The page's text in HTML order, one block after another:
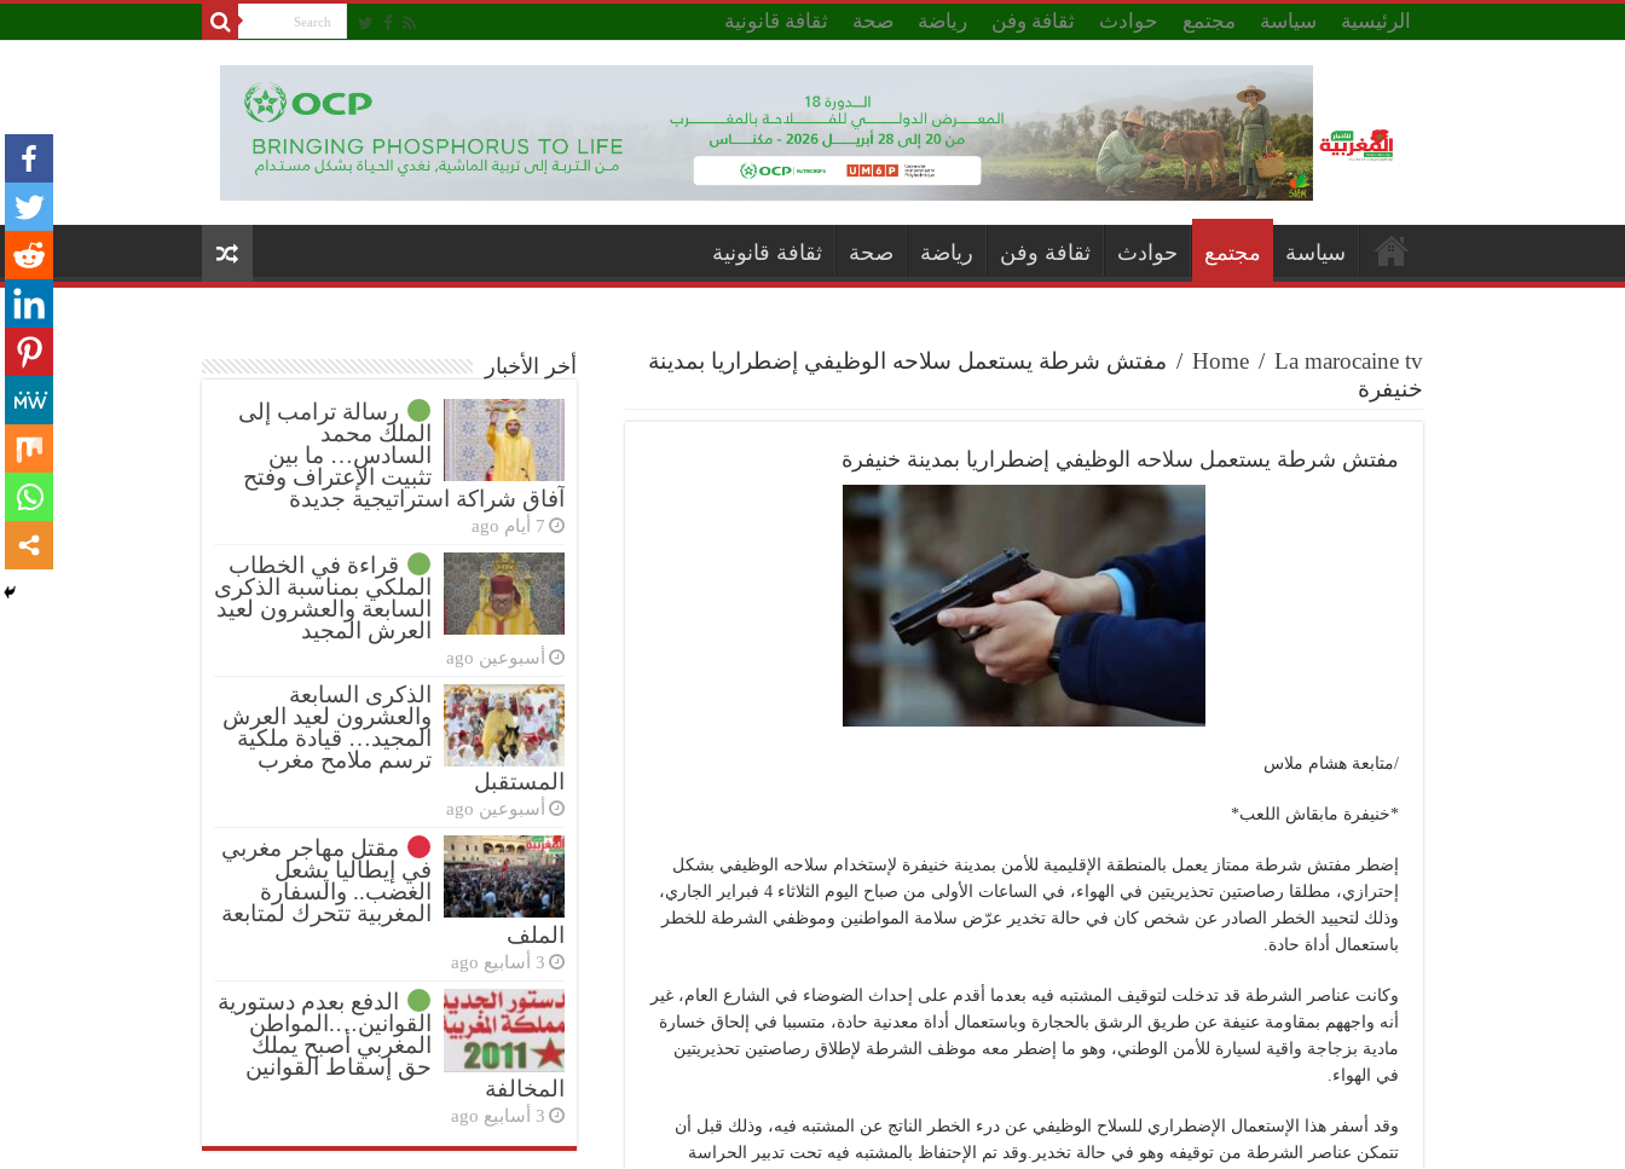
الرئيسية سياسة مجتمع حوادث ثقافة وفن رياضة صحة ثقافة قانونية
سياسة مجتمع حوادث ثقافة وفن رياضة صحة ثقافة قانونية
Home / La marocaine tv
/ مفتش شرطة يستعمل سلاحه الوظيفي إضطراريا بمدينة
خنيفرة
مفتش شرطة يستعمل سلاحه الوظيفي إضطراريا بمدينة خنيفرة
/متابعة هشام ملاس
*خنيفرة مابقاش اللعب*
إضطر مفتش شرطة ممتاز يعمل بالمنطقة الإقليمية للأمن بمدينة خنيفرة لإستخدام سلاحه الوظيفي بشكل
إحترازي، مطلقا رصاصتين تحذيريتين في الهواء، في الساعات الأولى من صباح اليوم الثلاثاء 4 فبراير الجاري،
وذلك لتحييد الخطر الصادر عن شخص كان في حالة تخدير عرّض سلامة المواطنين وموظفي الشرطة للخطر
باستعمال أداة حادة.
وكانت عناصر الشرطة قد تدخلت لتوقيف المشتبه فيه بعدما أقدم على إحداث الضوضاء في الشارع العام، غير
أنه واجههم بمقاومة عنيفة عن طريق الرشق بالحجارة وباستعمال أداة معدنية حادة، متسببا في إلحاق خسارة
مادية بزجاجة واقية لسيارة للأمن الوطني، وهو ما إضطر معه موظف الشرطة لإطلاق رصاصتين تحذيريتين
في الهواء.
وقد أسفر هذا الإستعمال الإضطراري للسلاح الوظيفي عن درء الخطر الناتج عن المشتبه فيه، وذلك قبل أن
تتمكن عناصر الشرطة من توقيفه وهو في حالة تخدير.وقد تم الإحتفاظ بالمشتبه فيه تحت تدبير الحراسة
أخر الأخبار
رسالة ترامب إلى
الملك محمد
السادس… ما بين
تثبيت الإعتراف وفتح
آفاق شراكة استراتيجية جديدة
7 أيام ago
قراءة في الخطاب
الملكي بمناسبة الذكرى
السابعة والعشرون لعيد
العرش المجيد
أسبوعين ago
الذكرى السابعة
والعشرون لعيد العرش
المجيد… قيادة ملكية
ترسم ملامح مغرب
المستقبل
أسبوعين ago
مقتل مهاجر مغربي
في إيطاليا يشعل
الغضب.. والسفارة
المغربية تتحرك لمتابعة
الملف
3 أسابيع ago
الدفع بعدم دستورية
القوانين….المواطن
المغربي أصبح يملك
حق إسقاط القوانين
المخالفة
3 أسابيع ago